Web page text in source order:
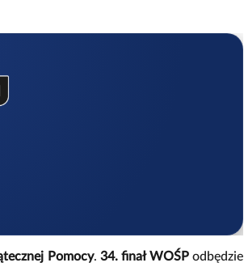
Pomocy.34. finał WOŚPodbędzie